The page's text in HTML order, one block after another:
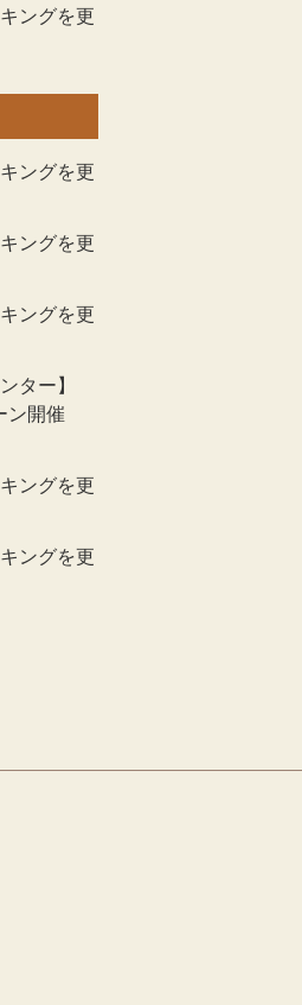
ングを更
ングを更
ングを更
ングを更
ター】
ン開催
ングを更
ングを更